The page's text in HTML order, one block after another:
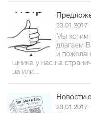
23.01.2017
Мы хотим
длагаем
и
щника у нас на
ua или...
Новости
23.01.2017